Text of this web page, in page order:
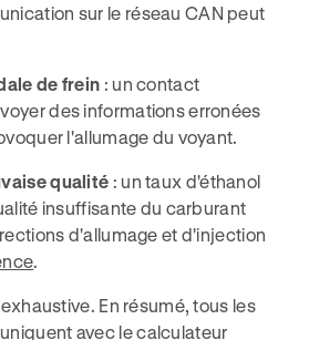
sur le réseau CAN peut
de frein : un contact
des informations erronées
l'allumage du voyant.
qualité : un taux d'éthanol
insuffisante du carburant
d'allumage et d'injection
.
En résumé, tous les
avec le calculateur